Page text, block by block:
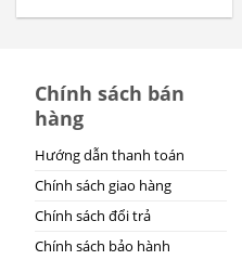
Chính sách bán
hàng
Hướng dẫn thanh toán
Chính sách giao hàng
Chính sách đổi trả
Chính sách bảo hành